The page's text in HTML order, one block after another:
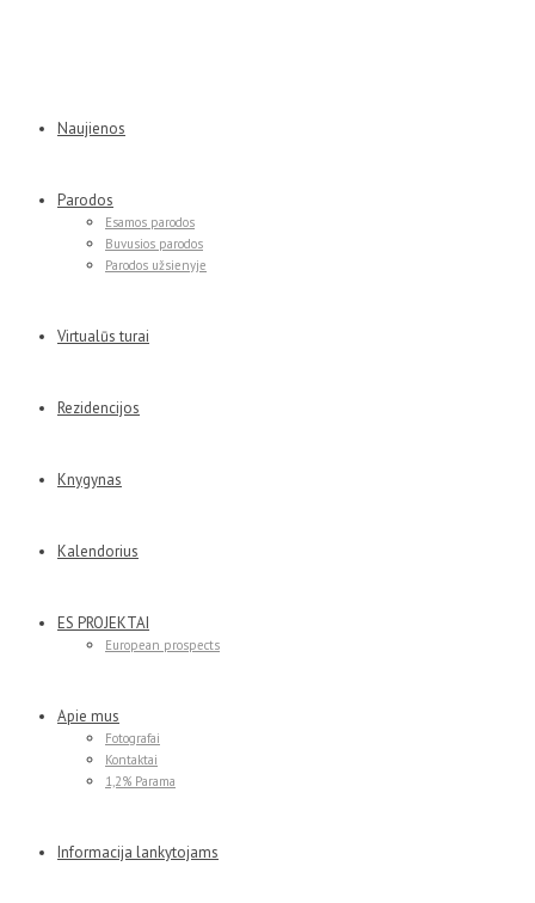
Naujienos
Parodos
Esamos parodos
Buvusios parodos
Parodos užsienyje
Virtualūs turai
Rezidencijos
Knygynas
Kalendorius
ES PROJEKTAI
European prospects
Apie mus
Fotografai
Kontaktai
1,2% Parama
Informacija lankytojams